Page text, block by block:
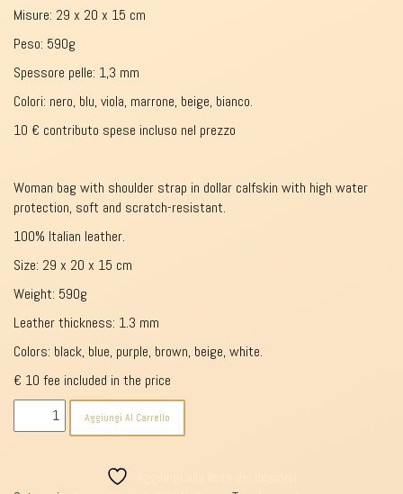
Misure: 29 x 20 x 15 cm
Peso: 590g
Spessore pelle: 1,3 mm
Colori: nero, blu, viola, marrone, beige, bianco.
10 € contributo spese incluso nel prezzo
Woman bag with shoulder strap in dollar calfskin with high water
protection, soft and scratch-resistant.
100% Italian leather.
Size: 29 x 20 x 15 cm
Weight: 590g
Leather thickness: 1.3 mm
Colors: black, blue, purple, brown, beige, white.
€ 10 fee included in the price
donna
Aggiungi Al Carrello